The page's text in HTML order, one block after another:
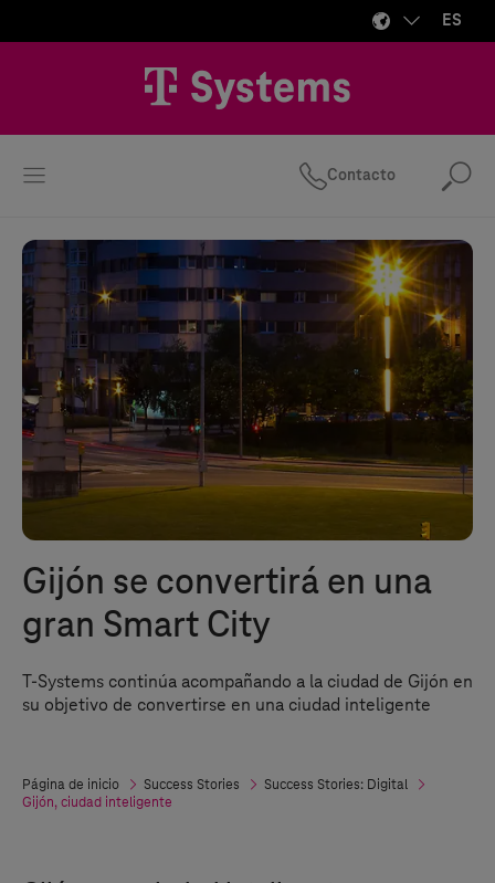
ES
Contacto
Gijón se convertirá en una
gran Smart City
T-Systems continúa acompañando a la ciudad de Gijón en
su objetivo de convertirse en una ciudad inteligente
Página de inicio Success Stories
Success Stories: Digital
Gijón, ciudad inteligente